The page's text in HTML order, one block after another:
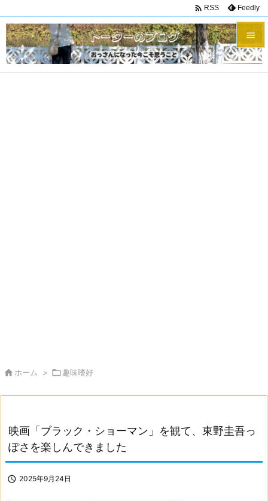


メニュ
 RSS Feedly
 ホーム > 趣味嗜好
映画「ブラック・ショーマン」を観て、東野圭吾っ
ぽさを楽しんできました
 2025年9月24日